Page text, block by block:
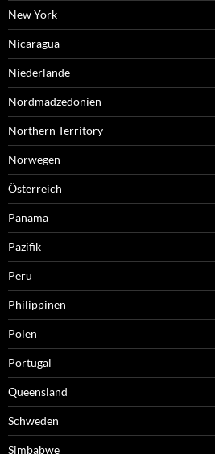
New York
Nicaragua
Niederlande
Nordmadzedonien
Northern Territory
Norwegen
Österreich
Panama
Pazifik
Peru
Philippinen
Polen
Portugal
Queensland
Schweden
Simbabwe